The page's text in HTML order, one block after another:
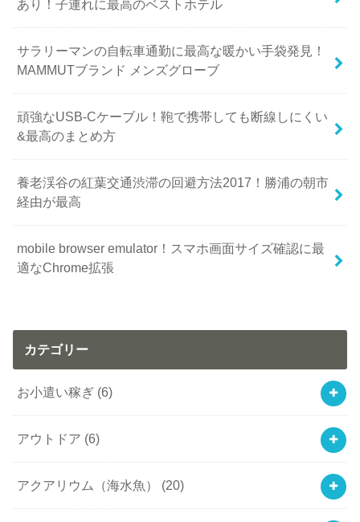
あり！子連れに最高のベストホテル
サラリーマンの自転車通勤に最高な暖かい手袋発見！
MAMMUTブランド メンズグローブ
頑強なUSB-Cケーブル！鞄で携帯しても断線しにくい
&最高のまとめ方
養老渓谷の紅葉交通渋滞の回避方法2017！勝浦の朝市
経由が最高
mobile browser emulator！スマホ画面サイズ確認に最
適なChrome拡張
カテゴリー
お小遣い稼ぎ (6)
アウトドア (6)
アクアリウム（海水魚） (20)